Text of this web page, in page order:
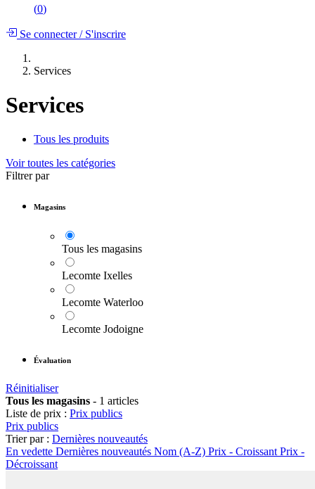
(0)
Se connecter/S'inscrire
Services
Services
Tous les produits
Voir toutes les catégories
Filtrer par
Magasins
Tous les magasins
Lecomte Ixelles
Lecomte Waterloo
Lecomte Jodoigne
Évaluation
Réinitialiser
Tous les magasins - 1 articles
Liste de prix : Prix publics
Prix publics
Trier par : Dernières nouveautés
En vedette Dernières nouveautés Nom (A-Z) Prix - Croissant Prix -
Décroissant